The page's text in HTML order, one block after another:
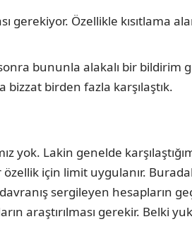
Özellikle kısıtlama
sonra bununla alakalı bir
birden fazla karşılaştık.
yok. Lakin genelde
için limit uygulanır.
sergileyen hesapların
araştırılması gerekir. Belki